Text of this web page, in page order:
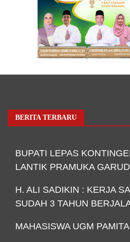
BERITA TERBARU
BUPATI LEPAS
LANTIK PRAMUKA
H. ALI SADIKIN : KERJA
SUDAH 3 TAHUN
MAHASISWA UGM